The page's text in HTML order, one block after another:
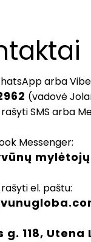
arba
(vadovė
SMS arba
Messenger:
el. paštu:
118, Utena